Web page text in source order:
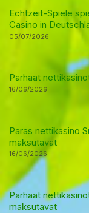
Echtzeit-Spiele
Casino in
05/07/2026
Parhaat
16/06/2026
Paras nettikasino
maksutavat
16/06/2026
Parhaat
maksutavat